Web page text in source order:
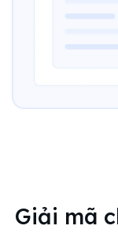
Giải mã